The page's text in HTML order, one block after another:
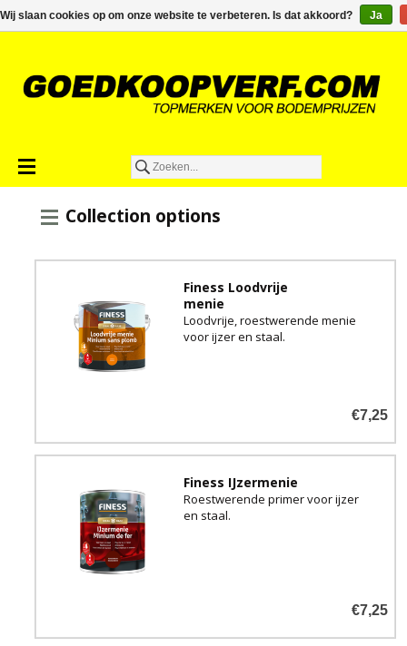
€0,00
Collection options
Finess Loodvrije
menie
Loodvrije, roestwerende menie
voor ijzer en staal.
€7,25
Finess IJzermenie
Roestwerende primer voor ijzer
en staal.
€7,25
Wij slaan cookies op om onze website te verbeteren. Is dat akkoord? Ja